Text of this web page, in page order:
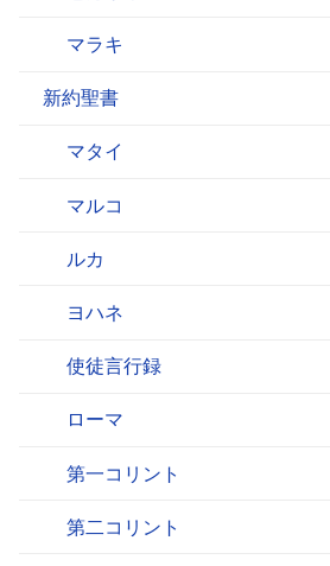
マラキ
新約聖書
マタイ
マルコ
ルカ
ヨハネ
使徒言行録
ローマ
第一コリント
第二コリント